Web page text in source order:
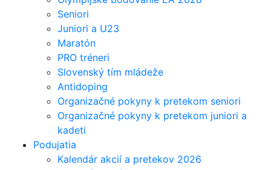
Seniori
Juniori a U23
Maratón
PRO tréneri
Slovenský tím mládeže
Antidoping
Organizačné pokyny k pretekom seniori
Organizačné pokyny k pretekom juniori a
kadeti
Podujatia
Kalendár akcií a pretekov 2026